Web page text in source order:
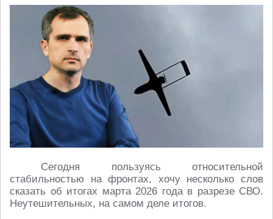
Сегодня пользуясь относительной
стабильностью на фронтах, хочу несколько слов
сказать об итогах марта 2026 года в разрезе СВО.
Неутешительных, на самом деле итогов.